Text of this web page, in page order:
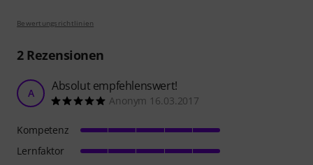
Bewertungsrichtlinien
2Rezensionen
A Absolut empfehlenswert!
Anonym 16.03.2017
Kompetenz
Lernfaktor